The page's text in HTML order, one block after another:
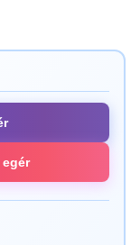
egér